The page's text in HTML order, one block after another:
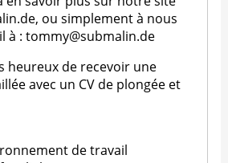
ou simplement à nous
à :tommy@submalin.de
heureux de recevoir une
avec un CV de plongée et
de travail